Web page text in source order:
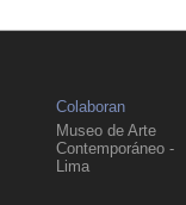
Colaboran
Museo de Arte
Contemporáneo -
Lima